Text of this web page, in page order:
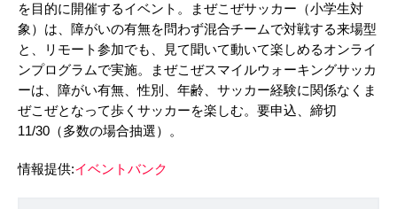
を目的に開催するイベント。まぜこぜサッカー（小学生対
象）は、障がいの有無を問わず混合チームで対戦する来場型
と、リモート参加でも、見て聞いて動いて楽しめるオンライ
ンプログラムで実施。まぜこぜスマイルウォーキングサッカ
ーは、障がい有無、性別、年齢、サッカー経験に関係なくま
ぜこぜとなって歩くサッカーを楽しむ。要申込、締切
11/30（多数の場合抽選）。
情報提供:イベントバンク